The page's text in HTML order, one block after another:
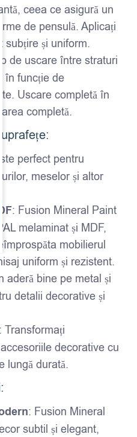
ceea ce asigură un
de pensulă. Aplicați
subțire și uniform.
de uscare între straturi
în funcție de
Uscare completă în
completă.
perfect pentru
meselor și altor
: Fusion Mineral Paint
melaminat și MDF,
mobilierul
uniform și rezistent.
aderă bine pe metal și
detalii decorative și
: Transformați
decorative cu
lungă durată.
: Fusion Mineral
subtil și elegant,